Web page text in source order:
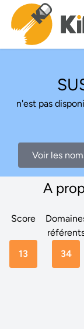
n'est pas
Voir les
A
Score
13
34